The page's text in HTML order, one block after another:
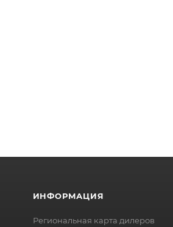
ИНФОРМАЦИЯ
Региональная карта дилеров